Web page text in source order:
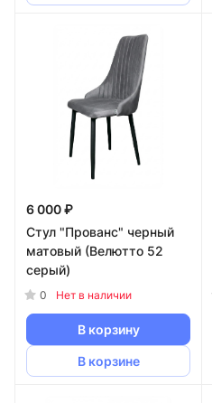
6 000 ₽
Стул "Прованс" черный
матовый (Велютто 52
серый)
0 Нет в наличии
В корзину
В корзине